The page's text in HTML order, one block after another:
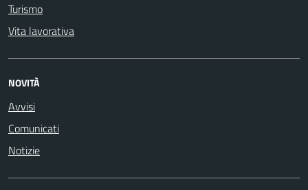
Turismo
Vita lavorativa
NOVITÀ
Avvisi
Comunicati
Notizie